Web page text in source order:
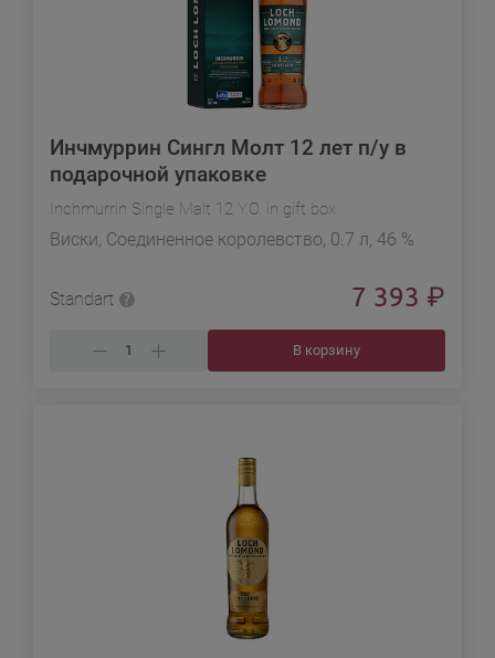
Инчмуррин Сингл Молт 12 лет п/у в
подарочной упаковке
Inchmurrin Single Malt 12 Y.O. in gift box
Виски, Соединенное королевство, 0.7 л, 46 %
Standart 7 393 ₽
В корзину